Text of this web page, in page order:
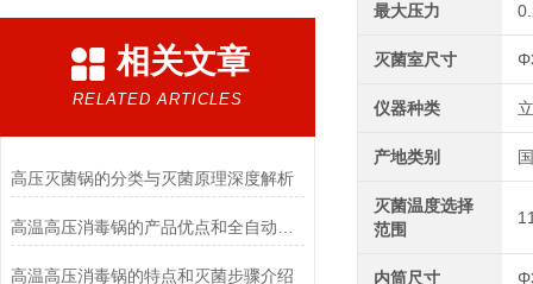
相关文章
RELATED ARTICLES
高压灭菌锅的分类与灭菌原理深度解析
高温高压消毒锅的特点和灭菌步骤介绍
最大压力
灭菌室尺寸
仪器种类
产地类别
灭菌温度选择
范围
内筒尺寸